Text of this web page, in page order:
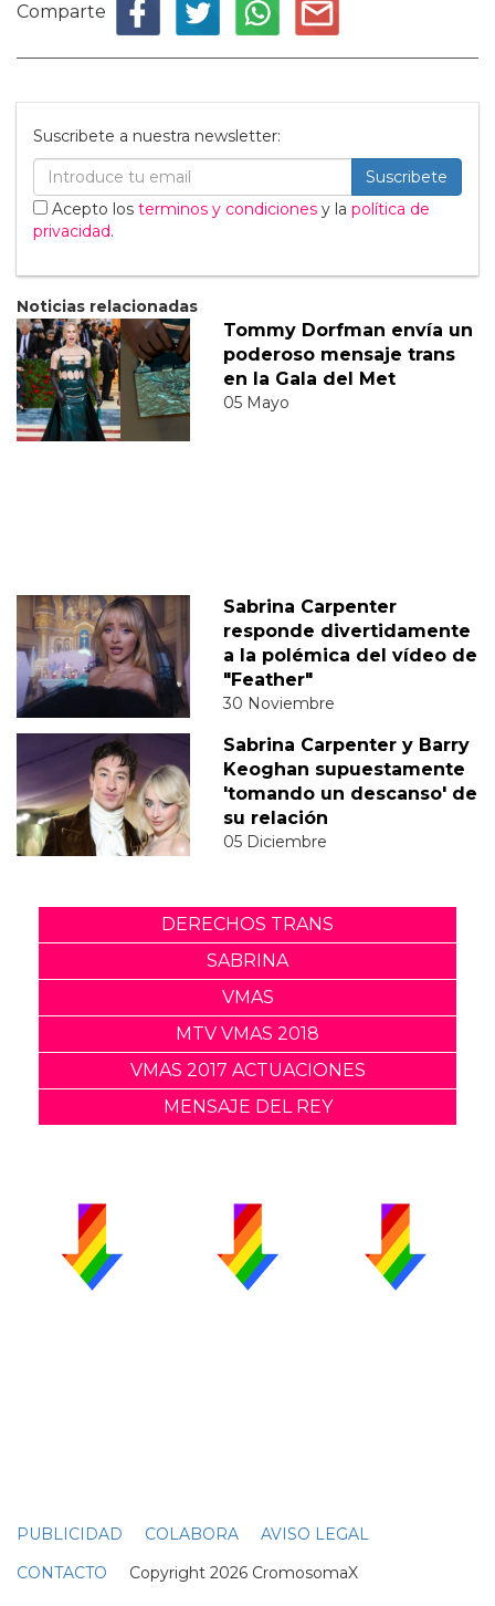
Comparte
Suscribete a nuestra newsletter:
Suscribete
Acepto los terminos y condiciones y la política de
privacidad.
Noticias relacionadas
Tommy Dorfman envía un
poderoso mensaje trans
en la Gala del Met
05 Mayo
Sabrina Carpenter
responde divertidamente
a la polémica del vídeo de
"Feather"
30 Noviembre
Sabrina Carpenter y Barry
Keoghan supuestamente
'tomando un descanso' de
su relación
05 Diciembre
DERECHOS TRANS
SABRINA
VMAS
MTV VMAS 2018
VMAS 2017 ACTUACIONES
MENSAJE DEL REY
PUBLICIDAD COLABORA
AVISO LEGAL
CONTACTO Copyright 2026 CromosomaX